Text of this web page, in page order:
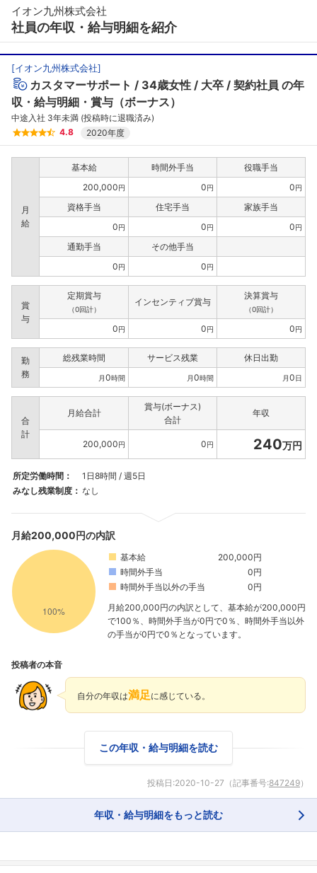
フォローしました
こちらの企業もフォローしませんか？
イオン九州株式会社
社員の年収・給与明細を紹介
[イオン九州株式会社]
カスタマーサポート 34歳女性 大卒 契約社員 の年
収・給与明細・賞与（ボーナス）
中途入社 3年未満 (投稿時に退職済み)
4.8
2020年度
月
給
基本給 時間外手当
役職手当
200,000円 0円 0円
資格手当 住宅手当
家族手当
0円 0円 0円
通勤手当
その他手当
0円 0円
賞
与
定期賞与
（0回計）
インセンティブ賞与
決算賞与
（0回計）
0円 0円 0円
勤
務
総残業時間 サービス残業 休日出勤
月0時間 月0時間 月0日
合
計
月給合計
賞与(ボーナス)
合計
年収
200,000円 0円 240万円
所定労働時間：
1日8時間 / 週5日
みなし残業制度： なし
月給200,000円の内訳
基本給
200,000円
時間外手当
0円
時間外手当以外の手当
0円
月給200,000円の内訳として、基本給が200,000円
で100％、時間外手当が0円で0％、時間外手当以外
の手当が0円で0％となっています。
投稿者の本音
自分の年収は満足に感じている。
この年収・給与明細を読む
投稿日:2020-10-27 （記事番号:847249）
年収・給与明細をもっと読む